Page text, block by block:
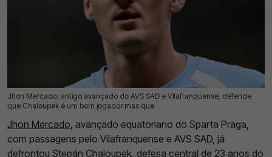
Jhon Mercado, antigo avançado do AVS SAD e Vilafranquense, defende
que Chaloupek é um bom jogador mas que
28 Jul 2026 | 17:31 | 0
Jhon Mercado, avançado equatoriano do Sparta Praga,
com passagens pelo Vilafranquense e AVS SAD, já
defrontou Stepán Chaloupek, defesa central de 23 anos do